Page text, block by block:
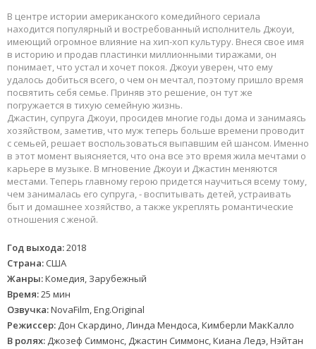
В центре истории американского комедийного сериала
находится популярный и востребованный исполнитель Джоуи,
имеющий огромное влияние на хип-хоп культуру. Внеся свое имя
в историю и продав пластинки миллионными тиражами, он
понимает, что устал и хочет покоя. Джоуи уверен, что ему
удалось добиться всего, о чем он мечтал, поэтому пришло время
посвятить себя семье. Приняв это решение, он тут же
погружается в тихую семейную жизнь.
Джастин, супруга Джоуи, просидев многие годы дома и занимаясь
хозяйством, заметив, что муж теперь больше времени проводит
с семьей, решает воспользоваться выпавшим ей шансом. Именно
в этот момент выясняется, что она все это время жила мечтами о
карьере в музыке. В мгновение Джоуи и Джастин меняются
местами. Теперь главному герою придется научиться всему тому,
чем занималась его супруга, - воспитывать детей, устраивать
быт и домашнее хозяйство, а также укреплять романтические
отношения с женой.
Год выхода:2018
Страна: США
Жанры:Комедия, Зарубежный
Время:25 мин
Озвучка:NovaFilm, Eng.Original
Режиссер: Дон Скардино, Линда Мендоса, Кимберли МакКалло
В ролях: Джозеф Симмонс, Джастин Симмонс, Киана Ледэ, Нэйтан